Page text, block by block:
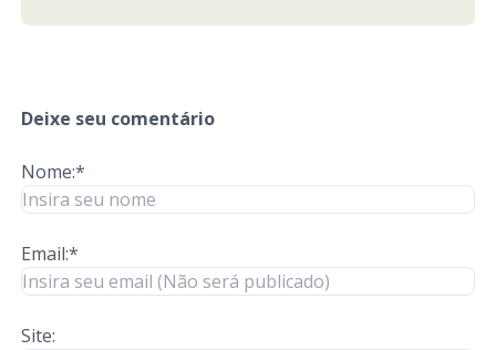
Deixe seu comentário
Nome:*
Email:*
Site: